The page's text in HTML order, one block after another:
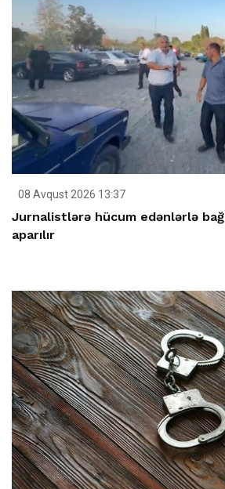
08 Avqust 2026 13:37
Jurnalistlərə hücum edənlərlə
aparılır